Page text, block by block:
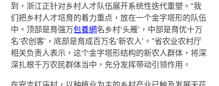
到，浙江正针对乡村人才队伍展开系统性迭代重塑。“我
们把乡村人才培育的着力重点，放在一个金字塔形的队伍
中。顶部是育强万包養網名乡村‘头雁’，中部是育优十万
名‘农创客’，底部是育成百万名‘新农人’。”省农业农村厅
相关负责人表示，这个金字塔形结构的新农人群体，将深
深扎根千万农民群体当中，充分发挥带动引领作用。